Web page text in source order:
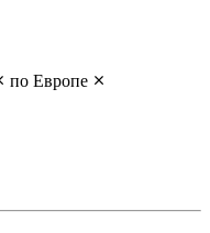
по Европе